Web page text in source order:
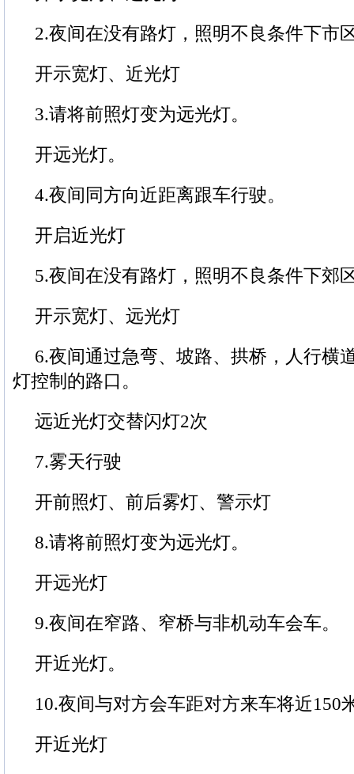
2.夜间在没有路灯，照明不良条件下市
开示宽灯、近光灯
3.请将前照灯变为远光灯。
开远光灯。
4.夜间同方向近距离跟车行驶。
开启近光灯
5.夜间在没有路灯，照明不良条件下郊
开示宽灯、远光灯
6.夜间通过急弯、坡路、拱桥，人行横
灯控制的路口。
远近光灯交替闪灯2次
7.雾天行驶
开前照灯、前后雾灯、警示灯
8.请将前照灯变为远光灯。
开远光灯
9.夜间在窄路、窄桥与非机动车会车。
开近光灯。
10.夜间与对方会车距对方来车将近150
开近光灯